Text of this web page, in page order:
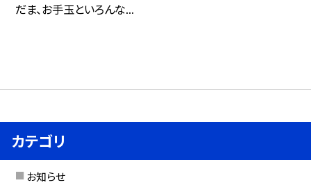
だま、お手玉といろんな...
カテゴリ
お知らせ